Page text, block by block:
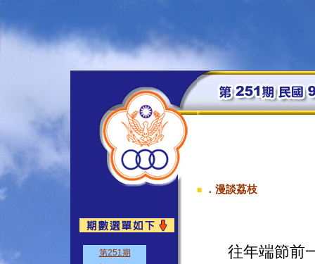
■ ．漫談荔枝
往年端節前一